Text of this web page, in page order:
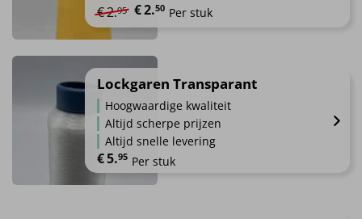
kan
de
productpagina
€2.95
Oorspronkelijke prijs was: €2.95.
€2.50
Huidige prijs is: €2.50.
Per stuk
heeft
meerdere
variaties.
Deze
optie
Lockgaren Transparant
Hoogwaardige kwaliteit
Altijd scherpe prijzen
Altijd snelle levering
€5.95 Per stuk